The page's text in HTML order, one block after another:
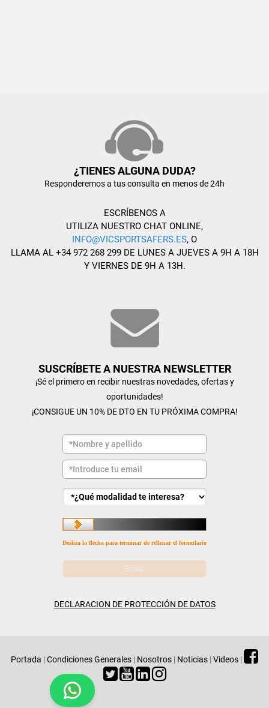
¿TIENES ALGUNA DUDA?
Responderemos a tus consulta en menos de 24h
ESCRÍBENOS A
UTILIZA NUESTRO CHAT ONLINE,
INFO@VICSPORTSAFERS.ES, O
LLAMA AL +34 972 268 299 DE LUNES A JUEVES A 9H A 18H
Y VIERNES DE 9H A 13H.
SUSCRÍBETE A NUESTRA NEWSLETTER
¡Sé el primero en recibir nuestras novedades, ofertas y
oportunidades!
¡CONSIGUE UN 10% DE DTO EN TU PRÓXIMA COMPRA!
Desliza la flecha para terminar de rellenar el formulario
DECLARACION DE PROTECCIÓN DE DATOS
Portada |Condiciones Generales | Nosotros | Noticias |Videos |